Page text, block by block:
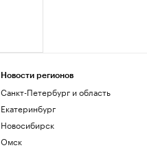
Новости регионов
Санкт-Петербург и область
Екатеринбург
Новосибирск
Омск